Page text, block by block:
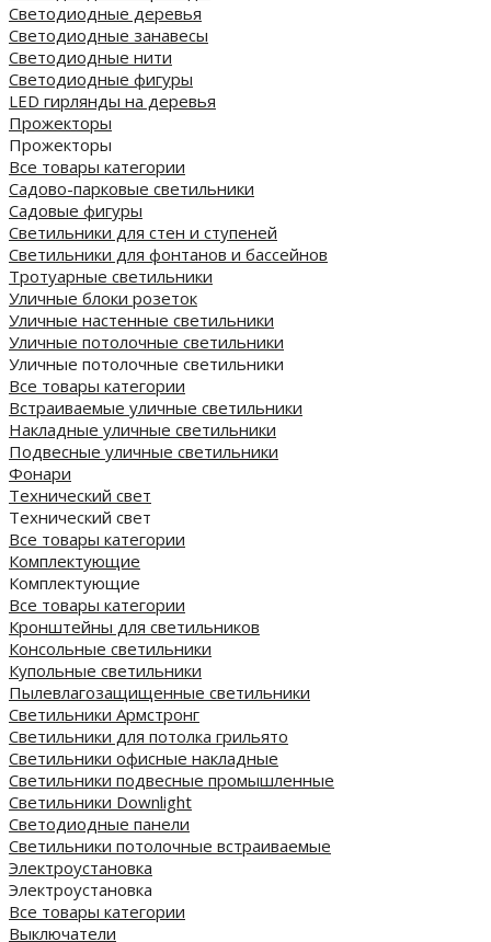
Светодиодные деревья
Светодиодные занавесы
Светодиодные нити
Светодиодные фигуры
LED гирлянды на деревья
Прожекторы
Прожекторы
Все товары категории
Садово-парковые светильники
Садовые фигуры
Светильники для стен и ступеней
Светильники для фонтанов и бассейнов
Тротуарные светильники
Уличные блоки розеток
Уличные настенные светильники
Уличные потолочные светильники
Уличные потолочные светильники
Все товары категории
Встраиваемые уличные светильники
Накладные уличные светильники
Подвесные уличные светильники
Фонари
Технический свет
Технический свет
Все товары категории
Комплектующие
Комплектующие
Все товары категории
Кронштейны для светильников
Консольные светильники
Купольные светильники
Пылевлагозащищенные светильники
Светильники Армстронг
Светильники для потолка грильято
Светильники офисные накладные
Светильники подвесные промышленные
Светильники Downlight
Светодиодные панели
Cветильники потолочные встраиваемые
Электроустановка
Электроустановка
Все товары категории
Выключатели